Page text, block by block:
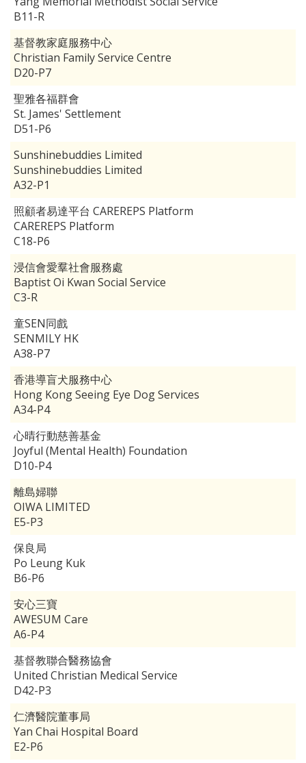
B11-R
基督教家庭服務中心
Christian Family Service Centre
D20-P7
聖雅各福群會
St. James' Settlement
D51-P6
Sunshinebuddies Limited
Sunshinebuddies Limited
A32-P1
照顧者易達平台 CAREREPS Platform
CAREREPS Platform
C18-P6
浸信會愛羣社會服務處
Baptist Oi Kwan Social Service
C3-R
童SEN同戲
SENMILY HK
A38-P7
香港導盲犬服務中心
Hong Kong Seeing Eye Dog Services
A34-P4
心晴行動慈善基金
Joyful (Mental Health) Foundation
D10-P4
離島婦聯
OIWA LIMITED
E5-P3
保良局
Po Leung Kuk
B6-P6
安心三寶
AWESUM Care
A6-P4
基督教聯合醫務協會
United Christian Medical Service
D42-P3
仁濟醫院董事局
Yan Chai Hospital Board
E2-P6